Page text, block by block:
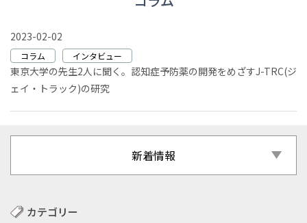
2023-02-02
コラム インタビュー
東京大学の先生2人に聞く。認知症予防薬の開発をめざすJ-TRC(ジ
ェイ・トラック)の研究
新着情報
カテゴリー